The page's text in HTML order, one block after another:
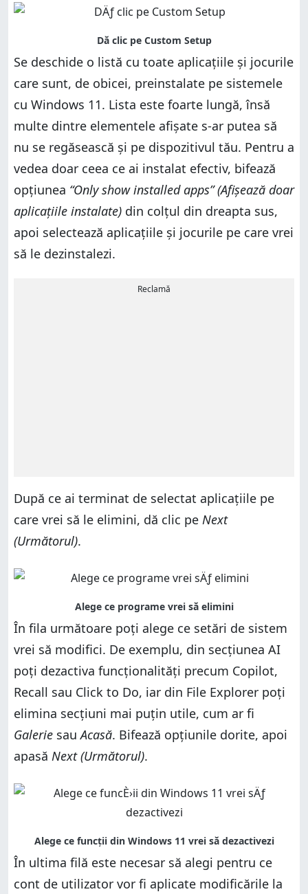
Se deschide o listă cu toate aplicațiile și jocurile
care sunt, de obicei, preinstalate pe sistemele
cu Windows 11. Lista este foarte lungă, însă
multe dintre elementele afișate s-ar putea să
nu se regăsească și pe dispozitivul tău. Pentru a
vedea doar ceea ce ai instalat efectiv, bifează
opțiunea “Only show installed apps” (Afișează doar
aplicațiile instalate) din colțul din dreapta sus,
apoi selectează aplicațiile și jocurile pe care vrei
să le dezinstalezi.
Reclamă
După ce ai terminat de selectat aplicațiile pe
care vrei să le elimini, dă clic pe Next
(Următorul).
În fila următoare poți alege ce setări de sistem
vrei să modifici. De exemplu, din secțiunea AI
poți dezactiva funcționalități precum Copilot,
Recall sau Click to Do, iar din File Explorer poți
elimina secțiuni mai puțin utile, cum ar fi
Galerie sauAcasă. Bifează opțiunile dorite, apoi
apasă Next (Următorul).
În ultima filă este necesar să alegi pentru ce
cont de utilizator vor fi aplicate modificările la